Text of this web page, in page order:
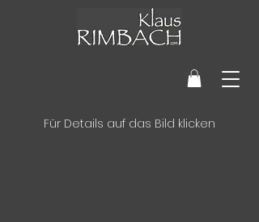
Für Details auf das Bild klicken